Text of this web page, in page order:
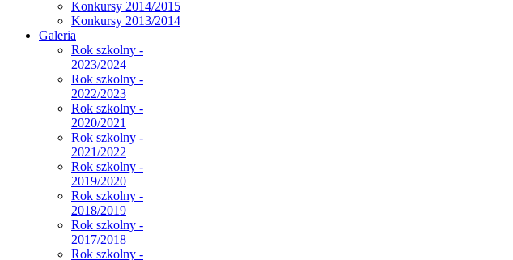
Konkursy 2014/2015
Konkursy 2013/2014
Galeria
Rok szkolny -
2023/2024
Rok szkolny -
2022/2023
Rok szkolny -
2020/2021
Rok szkolny -
2021/2022
Rok szkolny -
2019/2020
Rok szkolny -
2018/2019
Rok szkolny -
2017/2018
Rok szkolny -